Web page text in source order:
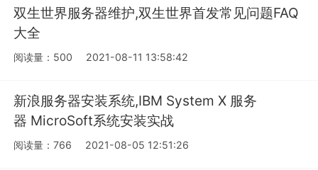
双生世界服务器维护,双生世界首发常见问题FAQ
大全
阅读量：500 2021-08-11 13:58:42
新浪服务器安装系统,IBM System X 服务
器 MicroSoft系统安装实战
阅读量：766 2021-08-05 12:51:26